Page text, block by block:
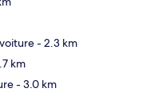
- 2.3 km
km
- 3.0 km